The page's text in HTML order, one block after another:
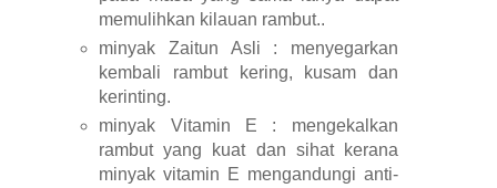
memulihkan kilauan rambut..
minyak Zaitun Asli : menyegarkan
kembali rambut kering, kusam dan
kerinting.
minyak Vitamin E : mengekalkan
rambut yang kuat dan sihat kerana
minyak vitamin E mengandungi anti-